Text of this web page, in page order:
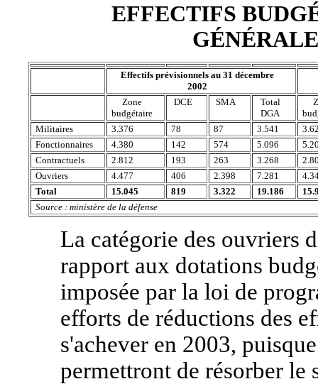
EFFECTIFS
Effectifs prévisionnels au 31 décembre
2002
Zone
budgétaire
DCE SMA
Total
DGA
Militaires
3.376 78 87 3.541
Fonctionnaires
4.380 142 574 5.096
Contractuels
2.812 193 263 3.268
Ouvriers
4.477 406 2.398 7.281
Total
15.045 819 3.322 19.186
Source : ministère de la défense
La catégorie des ouvriers
rapport aux dotations
imposée par la loi de
efforts de réductions des
s'achever en 2003,
permettront de résorber